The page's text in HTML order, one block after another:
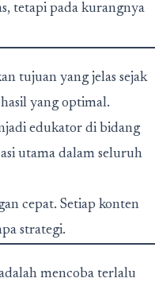
tetapi pada kurangnya
tujuan yang jelas sejak
yang optimal.
edukator di bidang
utama dalam seluruh
cepat. Setiap konten
strategi.
mencoba terlalu